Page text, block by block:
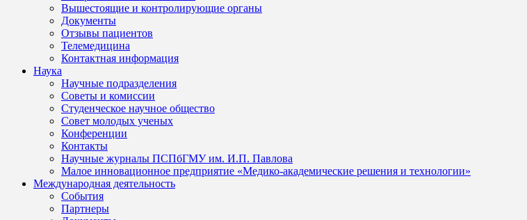
Вышестоящие и контролирующие органы
Документы
Отзывы пациентов
Телемедицина
Контактная информация
Наука
Научные подразделения
Советы и комиссии
Студенческое научное общество
Совет молодых ученых
Конференции
Контакты
Научные журналы ПСПбГМУ им. И.П. Павлова
Малое инновационное предприятие «Медико-академические решения и технологии»
Международная деятельность
События
Партнеры